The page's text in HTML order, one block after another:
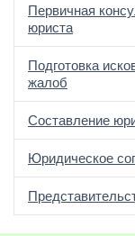
Первичная
юриста
Подготовка
жалоб
Составление
Юридическое